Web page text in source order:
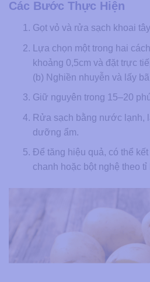
Các Bước Thực Hiện
Gọt vỏ và rửa sạch khoai
Lựa chọn một trong hai
khoảng 0,5cm và đặt trực
(b) Nghiền nhuyễn và lấy
Giữ nguyên trong 15–20
Rửa sạch bằng nước lạnh,
dưỡng ẩm.
Để tăng hiệu quả, có thể
chanh hoặc bột nghệ theo tỉ